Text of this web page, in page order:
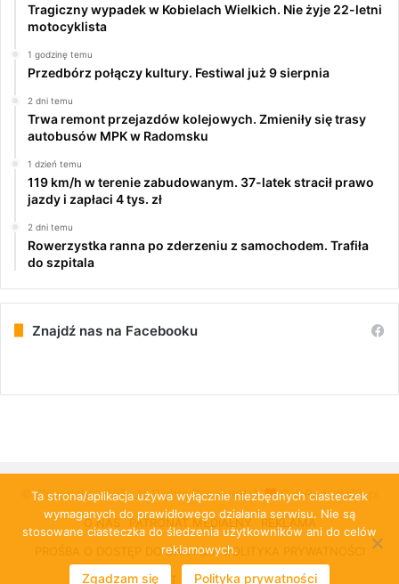
Tragiczny wypadek w Kobielach Wielkich. Nie żyje 22-letni
motocyklista
1 godzinę temu
Przedbórz połączy kultury. Festiwal już 9 sierpnia
2 dni temu
Trwa remont przejazdów kolejowych. Zmieniły się trasy
autobusów MPK w Radomsku
1 dzień temu
119 km/h w terenie zabudowanym. 37-latek stracił prawo
jazdy i zapłaci 4 tys. zł
2 dni temu
Rowerzystka ranna po zderzeniu z samochodem. Trafiła
do szpitala
Znajdź nas na Facebooku
© Copyright 2026, All Rights Reserved | PulsRadomska.pl
O NAS PATRONAT MEDIALNY
REKLAMA
PROŚBA O DOSTĘP DO DANYCH
POLITYKA PRYWATNOŚCI
KONTAKT
CLOUD-KOMBIT
Ta strona/aplikacja używa wyłącznie niezbędnych ciasteczek
wymaganych do prawidłowego działania serwisu. Nie są
stosowane ciasteczka do śledzenia użytkowników ani do celów
reklamowych.
Zgadzam się Polityka prywatności